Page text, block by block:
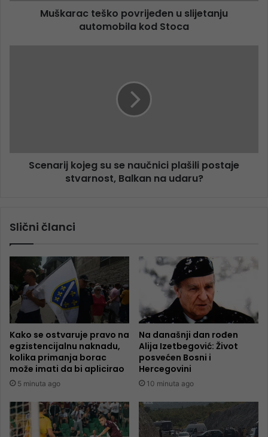
Muškarac teško povrijeđen u slijetanju
automobila kod Stoca
Scenarij kojeg su se naučnici plašili postaje
stvarnost, Balkan na udaru?
Slični članci
Kako se ostvaruje pravo na
egzistencijalnu naknadu,
kolika primanja borac
može imati da bi aplicirao
5 minuta ago
Na današnji dan rođen
Alija Izetbegović: Život
posvećen Bosni i
Hercegovini
10 minuta ago